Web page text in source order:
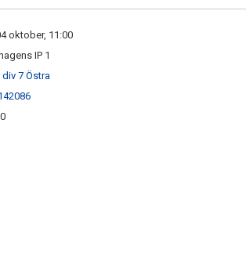
oktober, 11:00
IP 1
div 7 Östra